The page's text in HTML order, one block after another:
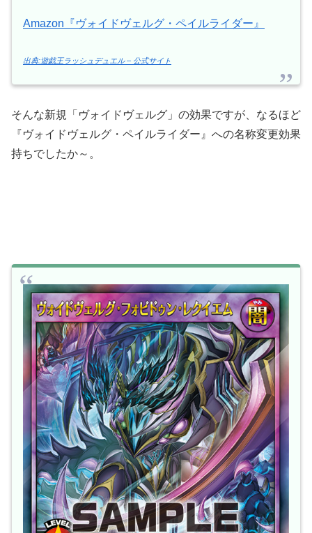
Amazon『ヴォイドヴェルグ・ペイルライダー』
出典:遊戯王ラッシュデュエル – 公式サイト
そんな新規「ヴォイドヴェルグ」の効果ですが、なるほど
『ヴォイドヴェルグ・ペイルライダー』への名称変更効果
持ちでしたか～。